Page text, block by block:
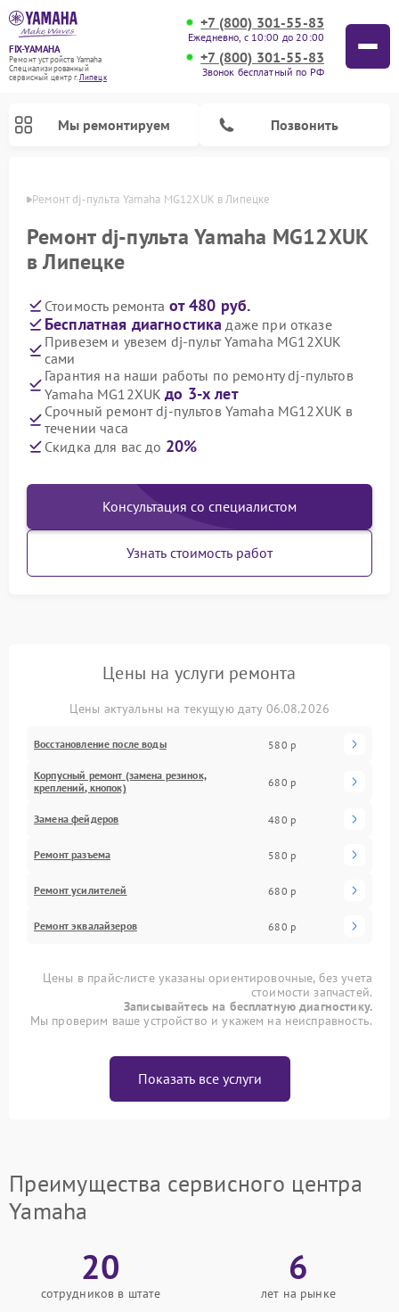
FIX-YAMAHA
Ремонт устройств Yamaha
Специализированный
cервисный центр г.Липецк
+7 (800) 301-55-83
Ежедневно, с 10:00 до 20:00
+7 (800) 301-55-83
Звонок бесплатный по РФ
Мы ремонтируем Позвонить
Ремонт dj-пульта Yamaha MG12XUK в Липецке
Ремонт dj-пульта Yamaha MG12XUK
в Липецке
Стоимость ремонта от 480 руб.
Бесплатная диагностика даже при отказе
Привезем и увезем dj-пульт Yamaha MG12XUK
сами
Гарантия на наши работы по ремонту dj-пультов
Yamaha MG12XUKдо 3-х лет
Срочный ремонт dj-пультов Yamaha MG12XUK в
течении часа
Скидка для вас до 20%
Консультация со специалистом
Узнать стоимость работ
Цены на услуги ремонта
Цены актуальны на текущую дату 06.08.2026
Восстановление после воды 580 р
Корпусный ремонт (замена резинок,
креплений, кнопок)
680 р
Замена фейдеров 480 р
Ремонт разъема 580 р
Ремонт усилителей 680 р
Ремонт эквалайзеров 680 р
Цены в прайс-листе указаны ориентировочные, без учета
стоимости запчастей.
Записывайтесь на бесплатную диагностику.
Мы проверим ваше устройство и укажем на неисправность.
Показать все услуги
Преимущества сервисного центра
Yamaha
20
сотрудников в штате
6
лет на рынке